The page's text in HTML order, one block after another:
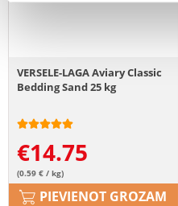
VERSELE-LAGA Aviary Classic
Bedding Sand 25 kg
€14.75
(0.59 € / kg)
PIEVIENOT GROZAM